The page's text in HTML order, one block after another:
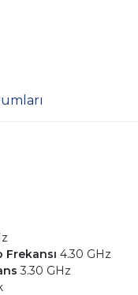
4.30 GHz
3.30 GHz